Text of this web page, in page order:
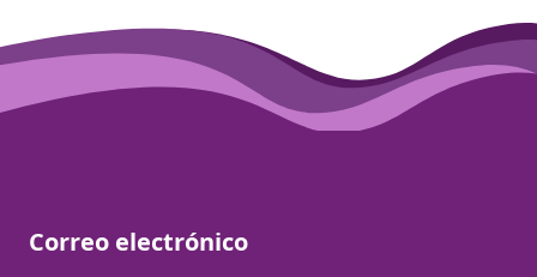
Correo electrónico